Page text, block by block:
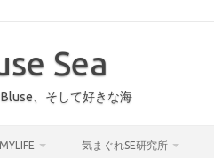
Sea
、そして好きな海
MYLIFE 気まぐれSE研究所